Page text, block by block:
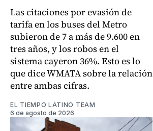
Las citaciones por evasión de
tarifa en los buses del Metro
subieron de 7 a más de 9.600 en
tres años, y los robos en el
sistema cayeron 36%. Esto es lo
que dice WMATA sobre la relación
entre ambas cifras.
EL TIEMPO LATINO TEAM
6 de agosto de 2026